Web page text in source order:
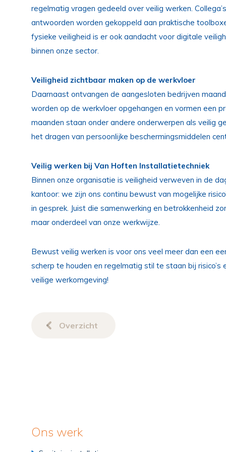
regelmatig vragen gedeeld over veilig werken.
antwoorden worden gekoppeld aan praktische
fysieke veiligheid is er ook aandacht voor digitale
binnen onze sector.
Veiligheid zichtbaar maken op de werkvloer
Daarnaast ontvangen de aangesloten bedrijven
worden op de werkvloer opgehangen en vormen een
maanden staan onder andere onderwerpen als veilig
het dragen van persoonlijke beschermingsmiddelen
Veilig werken bij Van Hoften Installatietechniek
Binnen onze organisatie is veiligheid verweven in de
kantoor: we zijn ons continu bewust van mogelijke
in gesprek. Juist die samenwerking en betrokkenheid
maar onderdeel van onze werkwijze.
Bewust veilig werken is voor ons veel meer dan een
scherp te houden en regelmatig stil te staan bij
veilige werkomgeving!
Overzicht
Ons werk